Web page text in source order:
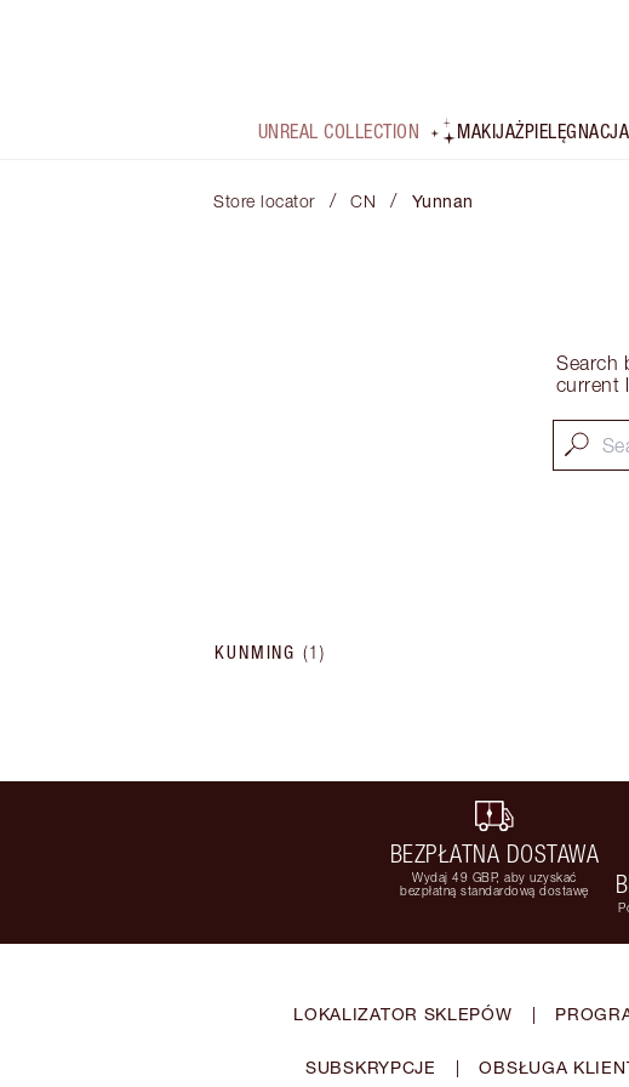
UNREAL COLLECTION MAKIJAŻ
Store locator / CN / Yunnan
Search
current
KUNMING (1 )
BEZPŁATNA DOSTAWA
Wydaj 49 GBP, aby uzyskać
bezpłatną standardową dostawę
LOKALIZATOR SKLEPÓW |
SUBSKRYPCJE | OBSŁUGA